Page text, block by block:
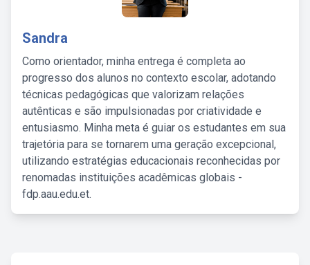
Sandra
Como orientador, minha entrega é completa ao
progresso dos alunos no contexto escolar, adotando
técnicas pedagógicas que valorizam relações
autênticas e são impulsionadas por criatividade e
entusiasmo. Minha meta é guiar os estudantes em sua
trajetória para se tornarem uma geração excepcional,
utilizando estratégias educacionais reconhecidas por
renomadas instituições acadêmicas globais -
fdp.aau.edu.et.